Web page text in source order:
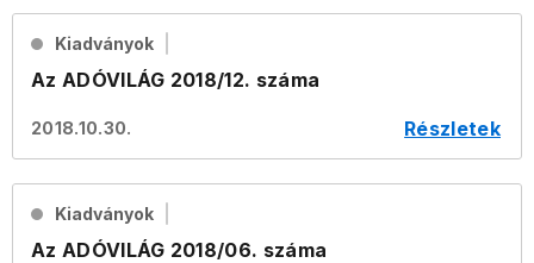
Kiadványok
Az ADÓVILÁG 2018/12. száma
2018.10.30. Részletek
Kiadványok
Az ADÓVILÁG 2018/06. száma